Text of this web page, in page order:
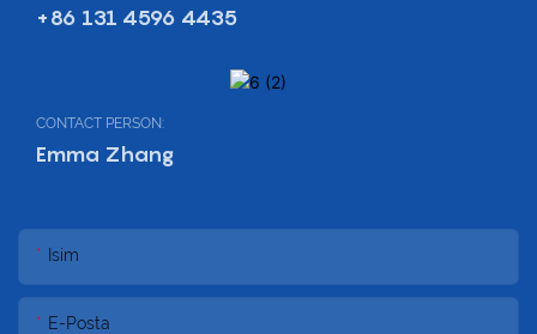
+86 131 4596 4435
CONTACT PERSON:
Emma Zhang
Isim
E-Posta